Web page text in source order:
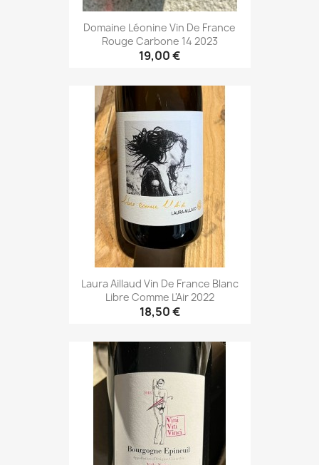
Domaine Léonine Vin De France
Rouge Carbone 14 2023
19,00 €
Laura Aillaud Vin De France Blanc
Libre Comme L'Air 2022
18,50 €